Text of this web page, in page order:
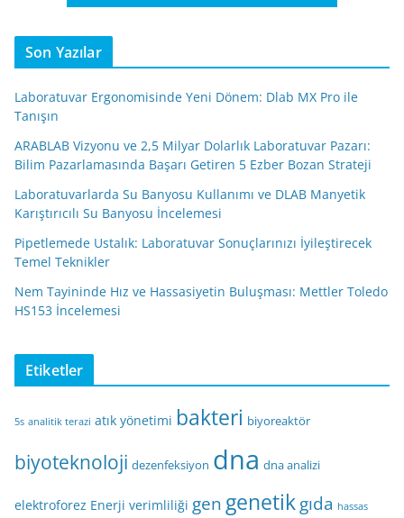
Son Yazılar
Laboratuvar Ergonomisinde Yeni Dönem: Dlab MX Pro ile
Tanışın
ARABLAB Vizyonu ve 2,5 Milyar Dolarlık Laboratuvar Pazarı:
Bilim Pazarlamasında Başarı Getiren 5 Ezber Bozan Strateji
Laboratuvarlarda Su Banyosu Kullanımı ve DLAB Manyetik
Karıştırıcılı Su Banyosu İncelemesi
Pipetlemede Ustalık: Laboratuvar Sonuçlarınızı İyileştirecek
Temel Teknikler
Nem Tayininde Hız ve Hassasiyetin Buluşması: Mettler Toledo
HS153 İncelemesi
Etiketler
5s analitik terazi atık yönetimi bakteri biyoreaktör
biyoteknoloji dezenfeksiyon dna dna analizi
elektroforez Enerji verimliliği gen genetikgıda hassas